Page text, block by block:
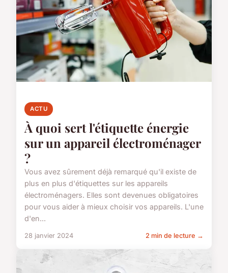
ACTU
À quoi sert l'étiquette énergie
sur un appareil électroménager
?
Vous avez sûrement déjà remarqué qu'il existe de
plus en plus d'étiquettes sur les appareils
électroménagers. Elles sont devenues obligatoires
pour vous aider à mieux choisir vos appareils. L'une
d'en...
28 janvier 2024 2 min de lecture →